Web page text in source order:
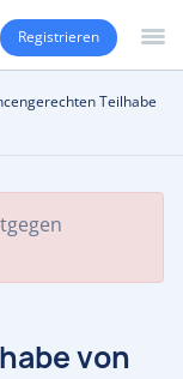
Registrieren
Teilhabe
von